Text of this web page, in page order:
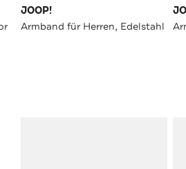
JOOP!
Armband für Herren, Edelstahl